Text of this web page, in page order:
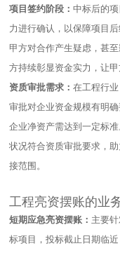
项目签约阶段：中标后的
力进行确认，以保障项目
甲方对合作产生疑虑，甚
方持续彰显资金实力，让甲
资质审批需求：在工程行
审批对企业资金规模有明
企业净资产需达到一定标
状况符合资质审批要求，
接范围。​
工程亮资摆账的业
短期应急亮资摆账： 主要
标项目，投标截止日期临